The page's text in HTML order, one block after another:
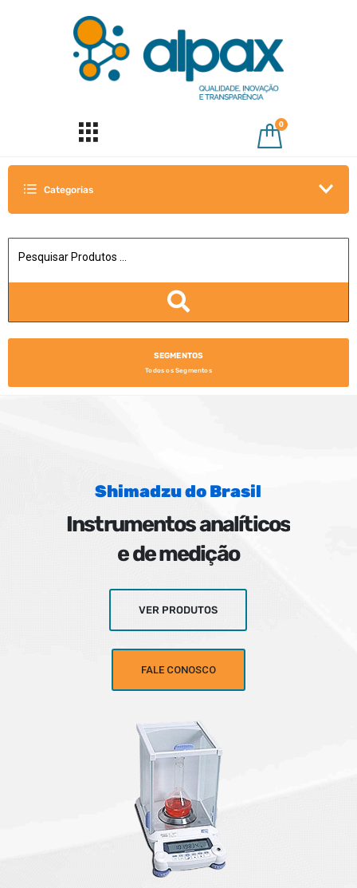
0
Categorias
SEGMENTOS
Todos os Segmentos
Shimadzu do Brasil
Instrumentos analíticos
e de medição
VER PRODUTOS
FALE CONOSCO